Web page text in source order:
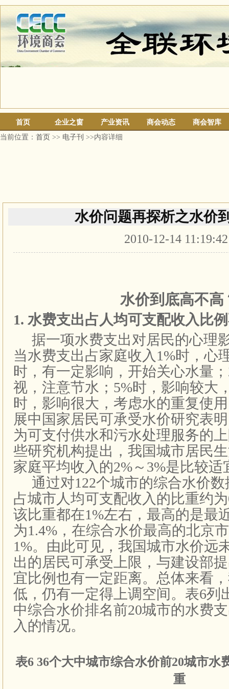
首页 企业之窗 产业资讯 商会动态
商会智库
当前位置： 首页 >> 电子刊 >>内容详细
水价问题再探析之水价
2010-12-14
水价到底高不高
1. 水费支出占人均可支配收入比
据一项水费支出对居民的心理
当水费支出占家庭收入 1%时，心
时，有一定影响，开始关心水量；
视，注意节水； 5%时，影响较大
时，影响很大，考虑水的重复使
展中国家居民可承受水价研究表
为可支付供水和污水处理服务的
些研究机构提出，我国城市居民
家庭平均收入的2%～ 3%是比较适
通过对122个城市的综合水价
占城市人均可支配收入的比重约为
该比重都在1%左右，最高的是最
为1.4% ，在综合水价最高的北京
1%。由此可见，我国城市水价远
出的居民可承受上限，与建设部
宜比例也有一定距离。总体来看
低，仍有一定得上调空间。表6列
中综合水价排名前20城市的水费
入的情况。
表6 36个大中城市综合水价前20城市水
重